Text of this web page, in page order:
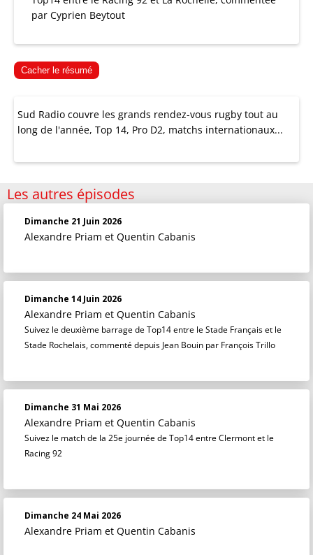
par Cyprien Beytout
Cacher le résumé
Sud Radio couvre les grands rendez-vous rugby tout au
long de l'année, Top 14, Pro D2, matchs internationaux...
Les autres épisodes
Dimanche 21 Juin 2026
Alexandre Priam et Quentin Cabanis
Dimanche 14 Juin 2026
Alexandre Priam et Quentin Cabanis
Suivez le deuxième barrage de Top14 entre le Stade Français et le
Stade Rochelais, commenté depuis Jean Bouin par François Trillo
Dimanche 31 Mai 2026
Alexandre Priam et Quentin Cabanis
Suivez le match de la 25e journée de Top14 entre Clermont et le
Racing 92
Dimanche 24 Mai 2026
Alexandre Priam et Quentin Cabanis